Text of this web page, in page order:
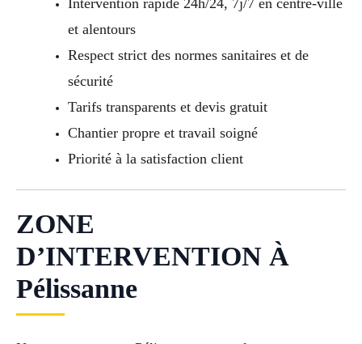
Intervention rapide 24h/24, 7j/7 en centre-ville
et alentours
Respect strict des normes sanitaires et de
sécurité
Tarifs transparents et devis gratuit
Chantier propre et travail soigné
Priorité à la satisfaction client
ZONE
D’INTERVENTION À
Pélissanne